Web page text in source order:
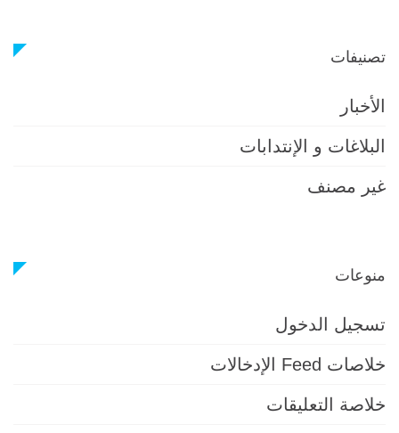
تصنيفات
الأخبار
البلاغات و الإنتدابات
غير مصنف
منوعات
تسجيل الدخول
خلاصات Feed الإدخالات
خلاصة التعليقات